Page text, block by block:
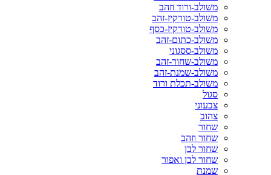
משולב-ורוד וזהב
משולב-טורקיז-זהב
משולב-טורקיז-כסף
משולב-כתום-זהב
משולב-ססגוני
משולב-שחור-זהב
משולב-שמנת-זהב
משולב-תכלת ורוד
סגול
צבעוני
צהוב
שחור
שחור וזהב
שחור לבן
שחור לבן ואפור
שמנת